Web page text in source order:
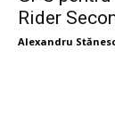
Rider
Alexandru